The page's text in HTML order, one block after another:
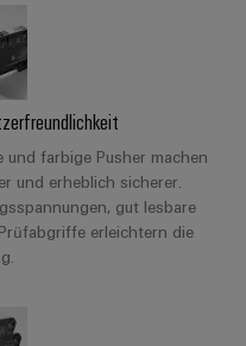
und farbige Pusher machen
und erheblich sicherer.
gut lesbare
erleichtern die